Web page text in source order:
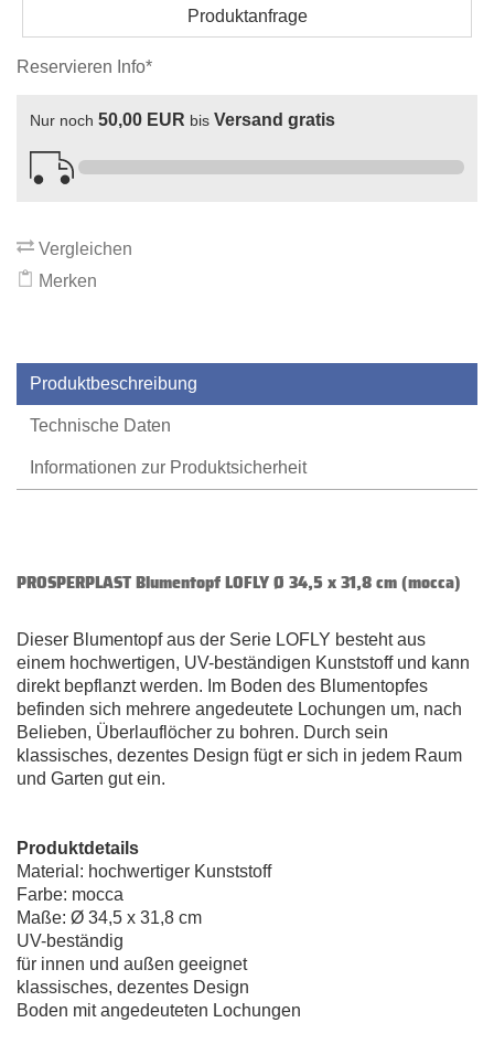
Produktanfrage
Reservieren Info*
Nur noch 50,00 EUR bis Versand gratis
Vergleichen
Merken
Produktbeschreibung
Technische Daten
Informationen zur Produktsicherheit
PROSPERPLAST Blumentopf LOFLY Ø 34,5 x 31,8 cm (mocca)
Dieser Blumentopf aus der Serie LOFLY besteht aus
einem hochwertigen, UV-beständigen Kunststoff und kann
direkt bepflanzt werden. Im Boden des Blumentopfes
befinden sich mehrere angedeutete Lochungen um, nach
Belieben, Überlauflöcher zu bohren. Durch sein
klassisches, dezentes Design fügt er sich in jedem Raum
und Garten gut ein.
Produktdetails
Material: hochwertiger Kunststoff
Farbe: mocca
Maße: Ø 34,5 x 31,8 cm
UV-beständig
für innen und außen geeignet
klassisches, dezentes Design
Boden mit angedeuteten Lochungen